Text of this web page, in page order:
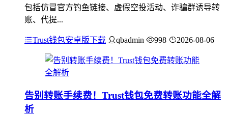
包括仿冒官方钓鱼链接、虚假空投活动、诈骗群诱导转
账、代提...
Trust钱包安卓版下载 qbadmin 998 2026-08-06
告别转账手续费！Trust钱包免费转账功能全解
析